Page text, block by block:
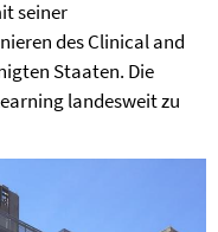
seiner
des Clinical and
Staaten. Die
landesweit zu